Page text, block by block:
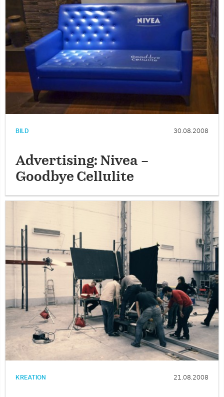
BILD 30.08.2008
Advertising: Nivea –
Goodbye Cellulite
KREATION 21.08.2008